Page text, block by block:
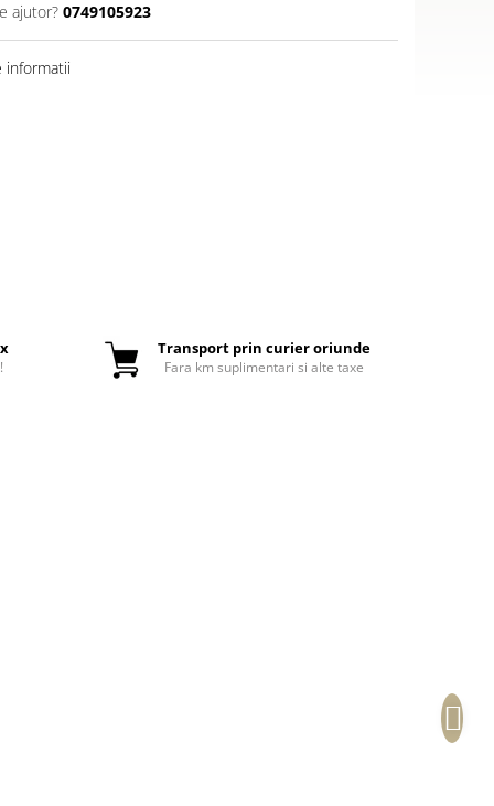
ajutor? 0749105923
informatii
Transport prin curier oriunde
Fara km suplimentari si alte taxe